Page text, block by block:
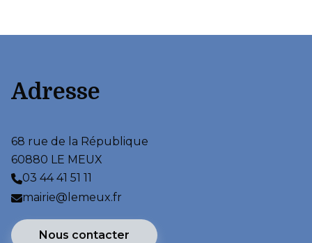
Adresse
68 rue de la République
60880 LE MEUX
03 44 41 51 11
mairie@lemeux.fr
Nous contacter